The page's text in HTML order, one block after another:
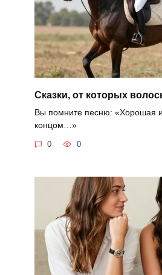
Сказки, от которых
Вы помните песню: «Хорошая
концом…»
0 0